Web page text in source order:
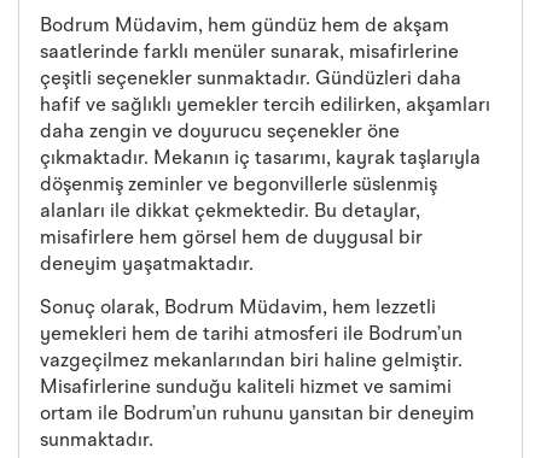
Bodrum Müdavim, hem gündüz hem de akşam
saatlerinde farklı menüler sunarak, misafirlerine
çeşitli seçenekler sunmaktadır. Gündüzleri daha
hafif ve sağlıklı yemekler tercih edilirken, akşamları
daha zengin ve doyurucu seçenekler öne
çıkmaktadır. Mekanın iç tasarımı, kayrak taşlarıyla
döşenmiş zeminler ve begonvillerle süslenmiş
alanları ile dikkat çekmektedir. Bu detaylar,
misafirlere hem görsel hem de duygusal bir
deneyim yaşatmaktadır.
Sonuç olarak, Bodrum Müdavim, hem lezzetli
yemekleri hem de tarihi atmosferi ile Bodrum’un
vazgeçilmez mekanlarından biri haline gelmiştir.
Misafirlerine sunduğu kaliteli hizmet ve samimi
ortam ile Bodrum’un ruhunu yansıtan bir deneyim
sunmaktadır.